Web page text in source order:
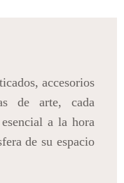
accesorios
de arte, cada
a la hora
de su espacio